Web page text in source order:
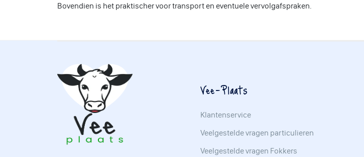
Bovendien is het praktischer voor transport en eventuele vervolgafspraken.
Vee-Plaats
Klantenservice
Veelgestelde vragen particulieren
Veelgestelde vragen Fokkers